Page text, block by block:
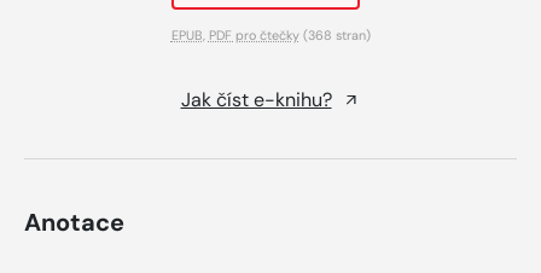
EPUB PDF pro čtečky(368 stran)
Jak číst e-knihu?
Anotace